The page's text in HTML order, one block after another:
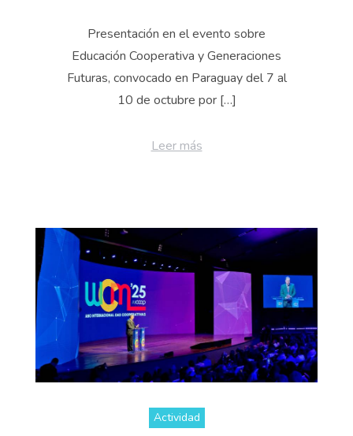
Presentación en el evento sobre
Educación Cooperativa y Generaciones
Futuras, convocado en Paraguay del 7 al
10 de octubre por […]
Leer más
Actividad